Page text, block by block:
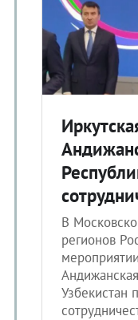
В
регионов
Узбекистан